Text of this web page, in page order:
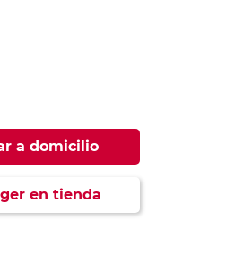
a domicilio
en tienda